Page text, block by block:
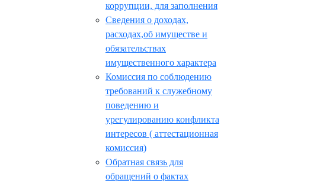
коррупции, для заполнения
Сведения о доходах,
расходах,об имуществе и
обязательствах
имущественного характера
Комиссия по соблюдению
требований к служебному
поведению и
урегулированию конфликта
интересов ( аттестационная
комиссия)
Обратная связь для
обращений о фактах